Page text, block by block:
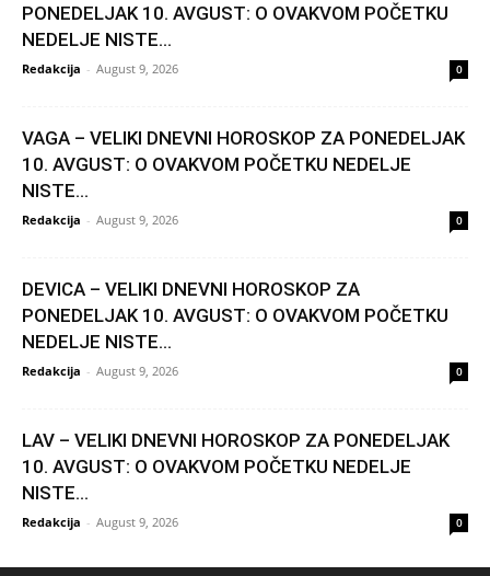
PONEDELJAK 10. AVGUST: O OVAKVOM POČETKU
NEDELJE NISTE...
Redakcija - August 9, 2026 0
VAGA – VELIKI DNEVNI HOROSKOP ZA PONEDELJAK
10. AVGUST: O OVAKVOM POČETKU NEDELJE
NISTE...
Redakcija - August 9, 2026 0
DEVICA – VELIKI DNEVNI HOROSKOP ZA
PONEDELJAK 10. AVGUST: O OVAKVOM POČETKU
NEDELJE NISTE...
Redakcija - August 9, 2026 0
LAV – VELIKI DNEVNI HOROSKOP ZA PONEDELJAK
10. AVGUST: O OVAKVOM POČETKU NEDELJE
NISTE...
Redakcija - August 9, 2026 0